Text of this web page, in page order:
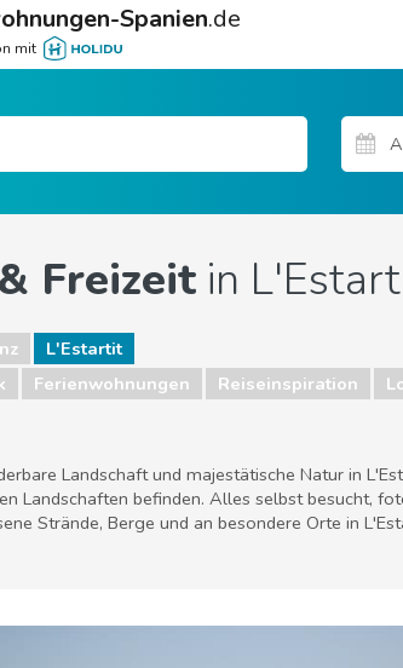
Spanien.de
mit
Freizeit in
L'Estartit
Ferienwohnungen Reiseinspiration
Landschaft und majestätische Natur in
Landschaften befinden. Alles selbst besucht,
Strände, Berge und an besondere Orte in